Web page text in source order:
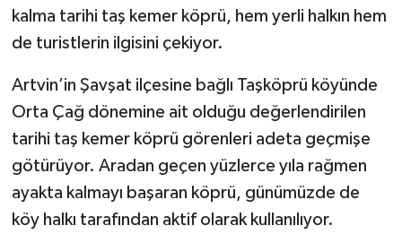
kalma tarihi taş kemer köprü, hem yerli halkın hem
de turistlerin ilgisini çekiyor.
Artvin’in Şavşat ilçesine bağlı Taşköprü köyünde
Orta Çağ dönemine ait olduğu değerlendirilen
tarihi taş kemer köprü görenleri adeta geçmişe
götürüyor. Aradan geçen yüzlerce yıla rağmen
ayakta kalmayı başaran köprü, günümüzde de
köy halkı tarafından aktif olarak kullanılıyor.
Yerel